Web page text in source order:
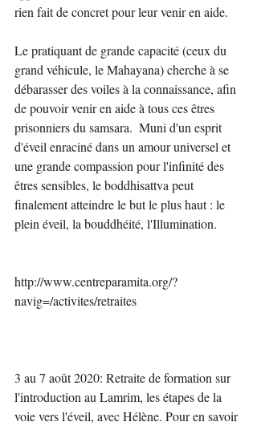
rien fait de concret pour leur venir en aide.
Le pratiquant de grande capacité (ceux du
grand véhicule, le Mahayana) cherche à se
débarasser des voiles à la connaissance, afin
de pouvoir venir en aide à tous ces êtres
prisonniers du samsara.  Muni d'un esprit
d'éveil enraciné dans un amour universel et
une grande compassion pour l'infinité des
êtres sensibles, le boddhisattva peut
finalement atteindre le but le plus haut : le
plein éveil, la bouddhéité, l'Illumination.
http://www.centreparamita.org/?
navig=/activites/retraites
3 au 7 août 2020: Retraite de formation sur
l'introduction au Lamrim, les étapes de la
voie vers l'éveil, avec Hélène. Pour en savoir